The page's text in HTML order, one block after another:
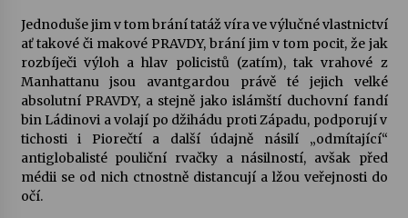
Jednoduše jim v tom brání tatáž víra ve výlučné vlastnictví
ať takové či makové PRAVDY, brání jim v tom pocit, že jak
rozbíječi výloh a hlav policistů (zatím), tak vrahové z
Manhattanu jsou avantgardou právě té jejich velké
absolutní PRAVDY, a stejně jako islámští duchovní fandí
bin Ládinovi a volají po džihádu proti Západu, podporují v
tichosti i Piorečtí a další údajně násilí „odmítající“
antiglobalisté pouliční rvačky a násilností, avšak před
médii se od nich ctnostně distancují a lžou veřejnosti do
očí.